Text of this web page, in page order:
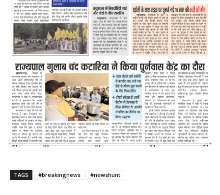
TAGS #breakingnews #newshunt